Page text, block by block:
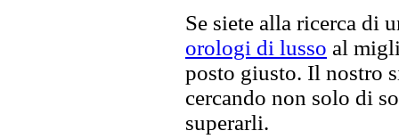
Se siete alla ricerca di
orologi di lusso al
posto giusto. Il nostro
cercando non solo di
superarli.